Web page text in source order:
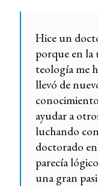
Hice un
porque en la
teología me
llevó de
ayudar a
luchando
doctorado
parecía
una gran